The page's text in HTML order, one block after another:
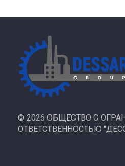
© 2026 ОБЩЕСТВО С
ОТВЕТСТВЕННОСТЬЮ